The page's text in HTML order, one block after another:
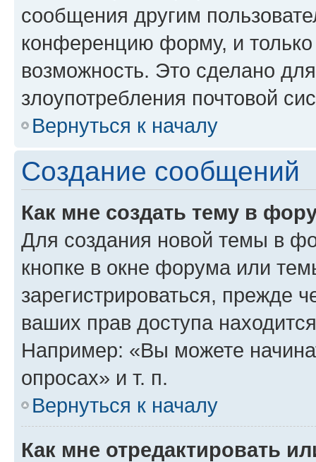
сообщения другим
конференцию форму, и
возможность. Это сделано
злоупотребления почтовой
Вернуться к началу
Создание сообщений
Как мне создать тему в
Для создания новой темы в
кнопке в окне форума или
зарегистрироваться, прежде
ваших прав доступа
Например: «Вы можете
опросах» и т. п.
Вернуться к началу
Как мне отредактировать